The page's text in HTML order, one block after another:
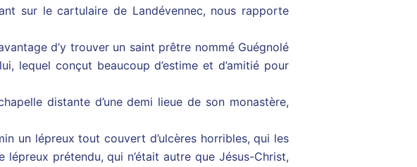
sur le cartulaire de Landévennec, nous rapporte
d’y trouver un saint prêtre nommé Guégnolé
lequel conçut beaucoup d’estime et d’amitié pour
distante d’une demi lieue de son monastère,
un lépreux tout couvert d’ulcères horribles, qui les
prétendu, qui n’était autre que Jésus-Christ,